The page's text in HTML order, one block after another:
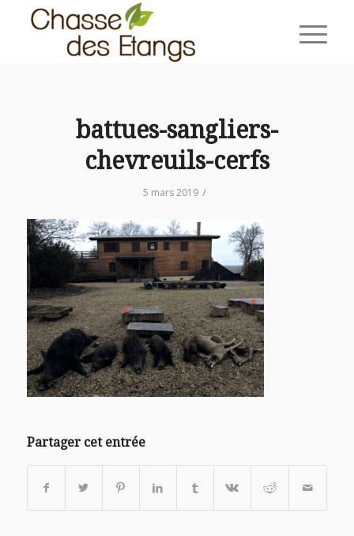
battues-sangliers-
chevreuils-cerfs
5 mars 2019 /
Partager cet entrée